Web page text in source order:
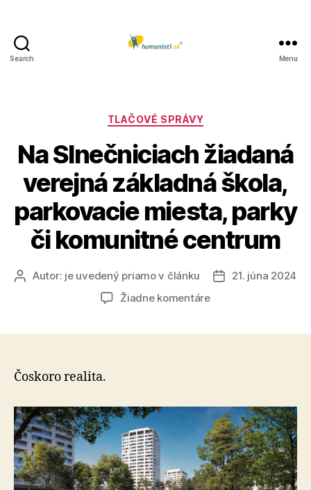
Search Menu
Kategórie
TLAČOVÉ SPRÁVY
Na Slnečniciach žiadaná
verejná základná škola,
parkovacie miesta, parky
či komunitné centrum
AutorAutor: je uvedený priamo v článku
Dátum
21. júna 2024
Žiadne komentárena
parkovacie
miesta,
parky
či
komunitné
centrum
Čoskoro realita.